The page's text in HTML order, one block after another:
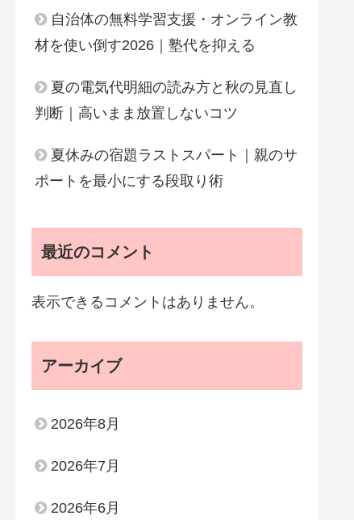
自治体の無料学習支援・オンライン教
材を使い倒す2026｜塾代を抑える
夏の電気代明細の読み方と秋の見直し
判断｜高いまま放置しないコツ
夏休みの宿題ラストスパート｜親のサ
ポートを最小にする段取り術
最近のコメント
表示できるコメントはありません。
アーカイブ
2026年8月
2026年7月
2026年6月